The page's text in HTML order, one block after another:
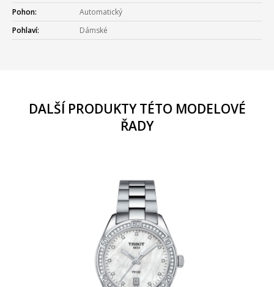
Pohon:
Automatický
Pohlaví:
Dámské
DALŠÍ PRODUKTY TÉTO MODELOVÉ
ŘADY